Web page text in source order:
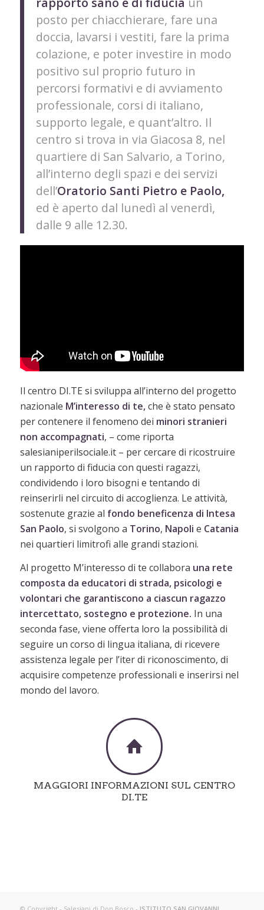
posto per chiacchierare, fare una
doccia, lavarsi i vestiti, fare la prima
colazione, e poter investire in modo
positivo sul proprio futuro in
percorsi formativi e di avviamento
professionale, corsi di italiano,
supporto legale, e quant’altro. Il
centro si trova in via Giacosa 8, nel
quartiere di San Salvario, a Torino,
all’interno degli spazi e dei servizi
dell’Oratorio Santi Pietro e Paolo,
ed è aperto dal lunedì al venerdì,
dalle 9 alle 12.30.
Il centro DI.TE si sviluppa all’interno del progetto
nazionale M’interesso di te,che è stato pensato
per contenere il fenomeno dei minori stranieri
non accompagnati, – come riporta
salesianiperilsociale.it – per cercare di ricostruire
un rapporto di fiducia con questi ragazzi,
condividendo i loro bisogni e tentando di
reinserirli nel circuito di accoglienza. Le attività,
sostenute grazie al fondo beneficenza di Intesa
San Paolo, si svolgono a Torino, Napoli e Catania
nei quartieri limitrofi alle grandi stazioni.
Al progetto M’interesso di te collabora una rete
composta da educatori di strada, psicologi e
volontari che garantiscono a ciascun ragazzo
intercettato, sostegno e protezione. In una
seconda fase, viene offerta loro la possibilità di
seguire un corso di lingua italiana, di ricevere
assistenza legale per l’iter di riconoscimento, di
acquisire competenze professionali e inserirsi nel
mondo del lavoro.
MAGGIORI INFORMAZIONI SUL CENTRO
DI.TE